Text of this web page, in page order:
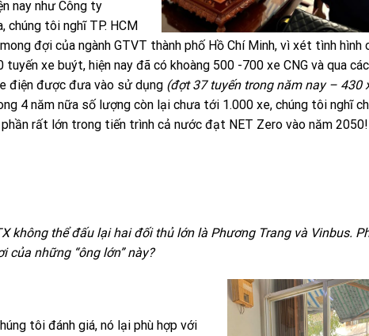
nay như Công ty
chúng tôi nghĩ TP. HCM
đợi của ngành GTVT thành phố Hồ Chí Minh, vì xét tình hình
xe buýt, hiện nay đã có khoàng 500 -700 xe CNG và qua
điện được đưa vào sử dụng (đợt 37 tuyến trong năm nay – 430
4 năm nữa số lượng còn lại chưa tới 1.000 xe, chúng tôi nghĩ
rất lớn trong tiến trình cả nước đạt NET Zero vào năm 2050!
không thể đấu lại hai đối thủ lớn là Phương Trang và Vinbus.
của những “ông lớn” này?
tôi đánh giá, nó lại phù hợp với